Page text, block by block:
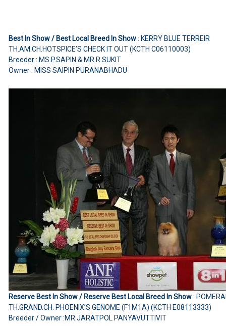
Best In Show / Best Local Breed In Show: KERRY BLUE TERREIR
TH.AM.CH.HOTSPICE’S CHECK IT OUT (KCTH C06110003)
Breeder : MS.P.SAPIN & MR.R.SUKIT
Owner : MISS SAIPIN PURANABHADU
Reserve Best In Show / Reserve Best Local Breed In Show:
TH.GRAND.CH. PHOENIX’S GENOME (F1M1A) (KCTH E08113333)
Breeder / Owner :MR.JARATPOL PANYAVUTTIVIT